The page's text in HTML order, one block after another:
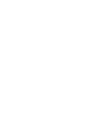
tracteur